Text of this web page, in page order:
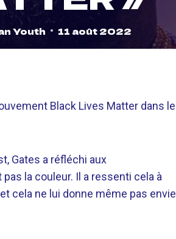
Youth 11 août 2022
Black Lives Matter dans le
Gates a réfléchi aux
la couleur. Il a ressenti cela à
cela ne lui donne même pas envie